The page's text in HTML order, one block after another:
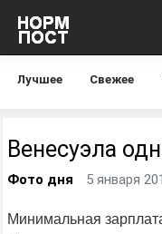
Лучшее Свежее
Венесуэла
Фото дня 5 января
Минимальная